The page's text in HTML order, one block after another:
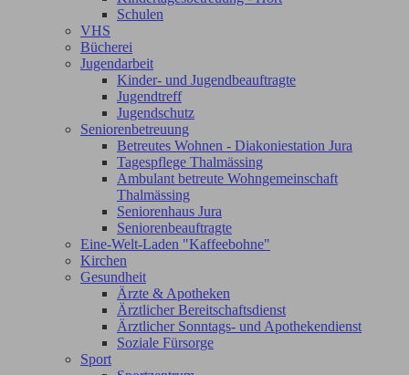
Schulen
VHS
Bücherei
Jugendarbeit
Kinder- und Jugendbeauftragte
Jugendtreff
Jugendschutz
Seniorenbetreuung
Betreutes Wohnen - Diakoniestation Jura
Tagespflege Thalmässing
Ambulant betreute Wohngemeinschaft
Thalmässing
Seniorenhaus Jura
Seniorenbeauftragte
Eine-Welt-Laden "Kaffeebohne"
Kirchen
Gesundheit
Ärzte & Apotheken
Ärztlicher Bereitschaftsdienst
Ärztlicher Sonntags- und Apothekendienst
Soziale Fürsorge
Sport